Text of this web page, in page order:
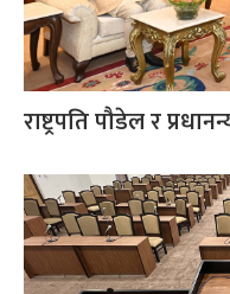
राष्ट्रपति पौडेल र